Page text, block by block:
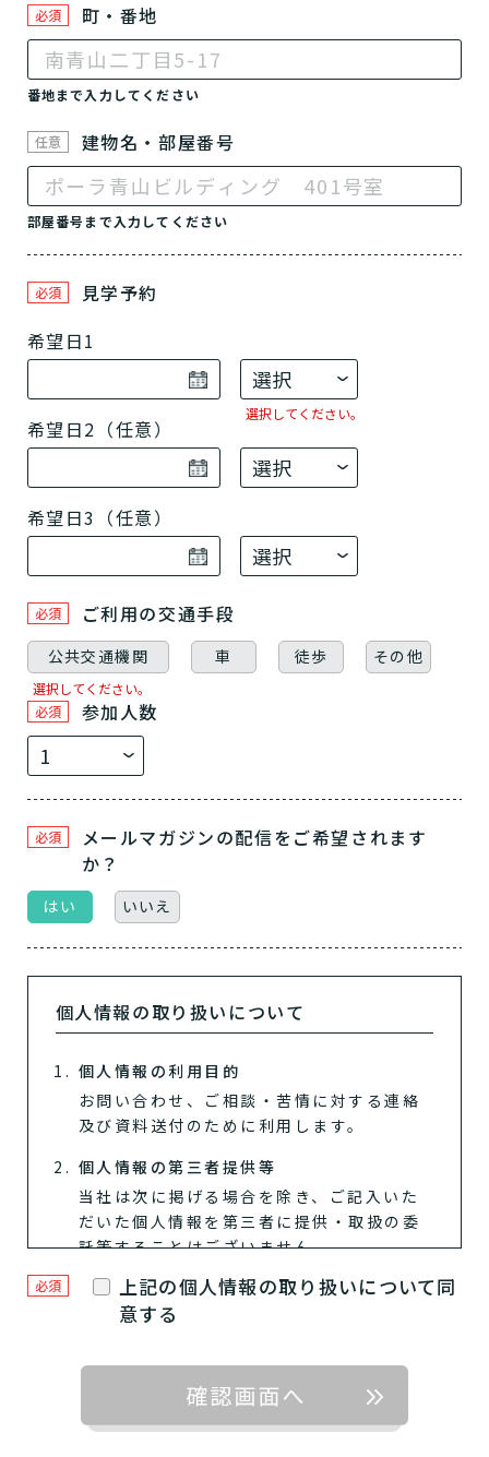
必須 町・番地
番地まで入力してください
任意 建物名・部屋番号
部屋番号まで入力してください
必須
見学予約
希望日1
選択してください。
希望日2（任意）
希望日3（任意）
必須 ご利用の交通手段
公共交通機関 車 徒歩 その他
選択してください。
必須
参加人数
必須
メールマガジンの配信をご希望されます
か？
はい いいえ
個人情報の取り扱いについて
個人情報の利用目的
お問い合わせ、ご相談・苦情に対する連絡
及び資料送付のために利用します。
個人情報の第三者提供等
当社は次に掲げる場合を除き、ご記入いた
だいた個人情報を第三者に提供・取扱の委
託等することはございません。
ご本人様の同意がある場合
法令に基づく場合
ために必要がある場合であって、ご
本人様の同意を得ることが困難であ
るとき
必須
上記の個人情報の取り扱いについて同
意する
閉じる
1つ前に戻る 介護診断を終了
1つ前に戻る 介護診断を終了
1つ前に戻る 介護診断を終了
1つ前に戻る 介護診断を終了
1つ前に戻る 介護診断を終了
1つ前に戻る 介護診断を終了
1つ前に戻る 介護診断を終了